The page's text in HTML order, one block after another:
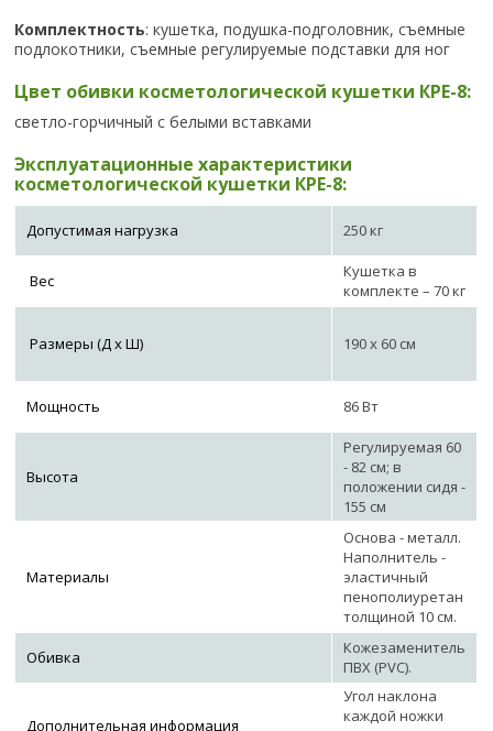
Комплектность: кушетка, подушка-подголовник, съемные
подлокотники, съемные регулируемые подставки для ног
Цвет обивки косметологической кушетки КРЕ-8:
светло-горчичный с белыми вставками
Эксплуатационные характеристики
косметологической кушетки КРЕ-8:
Допустимая нагрузка 250 кг
Вес
Кушетка в
комплекте – 70 кг
Размеры (Д х Ш) 190 х 60 см
Мощность 86 Вт
Высота
Регулируемая 60
- 82 см; в
положении сидя -
155 см
Материалы
Основа - металл.
Наполнитель -
эластичный
пенополиуретан
толщиной 10 см.
Обивка
Кожезаменитель
ПВХ (PVC).
Дополнительная информация
Угол наклона
каждой ножки